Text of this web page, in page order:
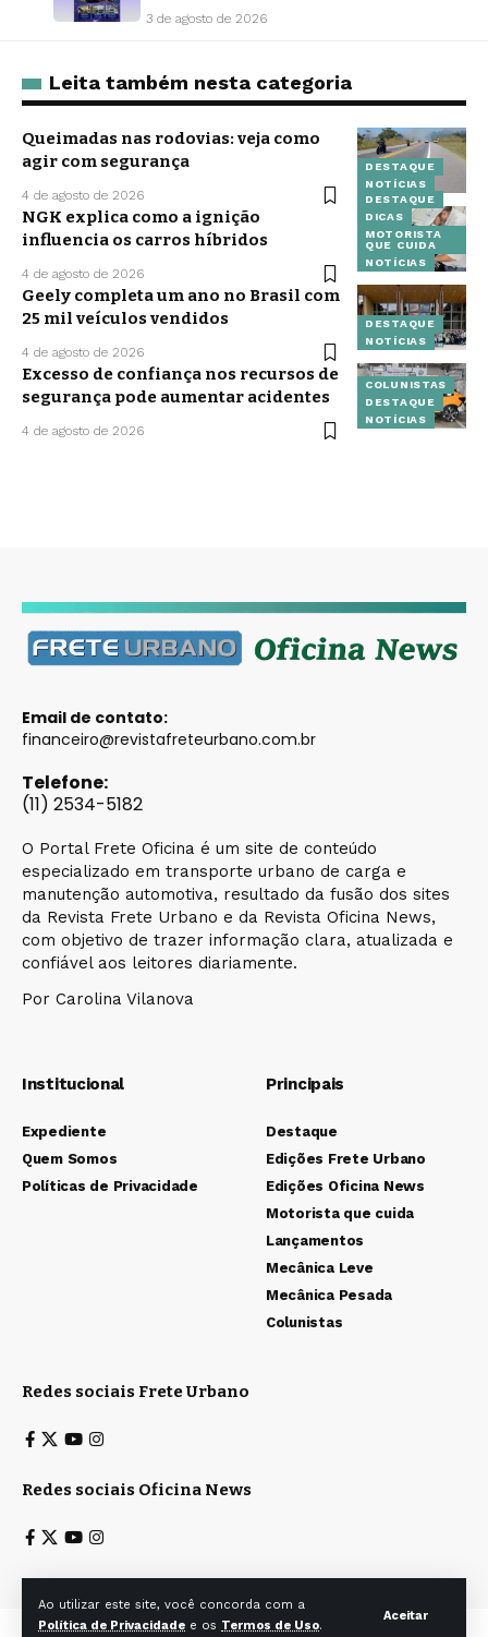
Ao utilizar este site, você concorda com a
Política de Privacidade e os Termos de Uso.
Aceitar
3 de agosto de 2026
Leita também nesta categoria
DESTAQUE
NOTÍCIAS
Queimadas nas rodovias: veja como
agir com segurança
4 de agosto de 2026
DESTAQUE
DICAS
MOTORISTA
QUE CUIDA
NOTÍCIAS
NGK explica como a ignição
influencia os carros híbridos
4 de agosto de 2026
DESTAQUE
NOTÍCIAS
Geely completa um ano no Brasil com
25 mil veículos vendidos
4 de agosto de 2026
COLUNISTAS
DESTAQUE
NOTÍCIAS
Excesso de confiança nos recursos de
segurança pode aumentar acidentes
4 de agosto de 2026
Email de contato:
financeiro@revistafreteurbano.com.br
Telefone:
(11) 2534-5182
O Portal Frete Oficina é um site de conteúdo
especializado em transporte urbano de carga e
manutenção automotiva, resultado da fusão dos sites
da Revista Frete Urbano e da Revista Oficina News,
com objetivo de trazer informação clara, atualizada e
confiável aos leitores diariamente.
Por Carolina Vilanova
Institucional
Expediente
Quem Somos
Políticas de Privacidade
Principais
Destaque
Edições Frete Urbano
Edições Oficina News
Motorista que cuida
Lançamentos
Mecânica Leve
Mecânica Pesada
Colunistas
Redes sociais Frete Urbano
Redes sociais Oficina News